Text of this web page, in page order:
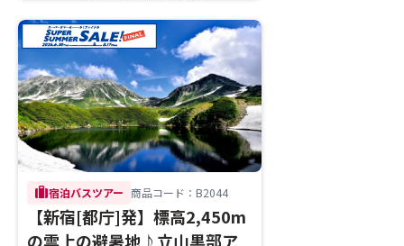
trip宿泊バスツアー 商品コード：B2044
【新宿[都庁]発】標高2,450m
の雲上の避暑地♪立山黒部ア